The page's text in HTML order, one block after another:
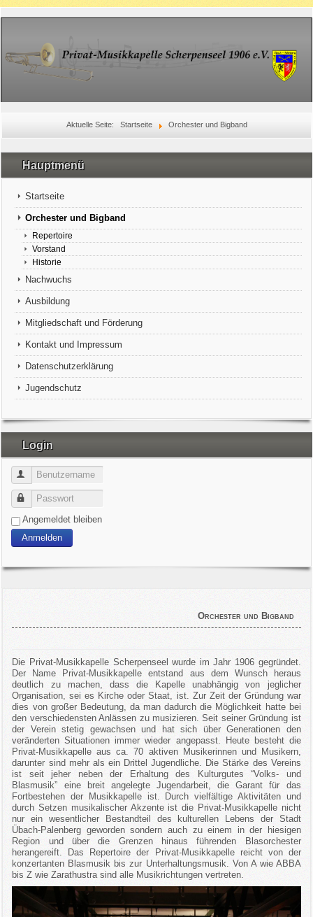
Aktuelle Seite: Startseite Orchester und Bigband
Hauptmenü
Startseite
Orchester und Bigband
Repertoire
Vorstand
Historie
Nachwuchs
Ausbildung
Mitgliedschaft und Förderung
Kontakt und Impressum
Datenschutzerklärung
Jugendschutz
Login
Benutzername
Passwort
Angemeldet bleiben
Anmelden
Orchester und Bigband
Die Privat-Musikkapelle Scherpenseel wurde im Jahr 1906 gegründet.
Der Name Privat-Musikkapelle entstand aus dem Wunsch heraus
deutlich zu machen, dass die Kapelle unabhängig von jeglicher
Organisation, sei es Kirche oder Staat, ist. Zur Zeit der Gründung war
dies von großer Bedeutung, da man dadurch die Möglichkeit hatte bei
den verschiedensten Anlässen zu musizieren. Seit seiner Gründung ist
der Verein stetig gewachsen und hat sich über Generationen den
veränderten Situationen immer wieder angepasst. Heute besteht die
Privat-Musikkapelle aus ca. 70 aktiven Musikerinnen und Musikern,
darunter sind mehr als ein Drittel Jugendliche. Die Stärke des Vereins
ist seit jeher neben der Erhaltung des Kulturgutes “Volks- und
Blasmusik” eine breit angelegte Jugendarbeit, die Garant für das
Fortbestehen der Musikkapelle ist. Durch vielfältige Aktivitäten und
durch Setzen musikalischer Akzente ist die Privat-Musikkapelle nicht
nur ein wesentlicher Bestandteil des kulturellen Lebens der Stadt
Übach-Palenberg geworden sondern auch zu einem in der hiesigen
Region und über die Grenzen hinaus führenden Blasorchester
herangereift. Das Repertoire der Privat-Musikkapelle reicht von der
konzertanten Blasmusik bis zur Unterhaltungsmusik. Von A wie ABBA
bis Z wie Zarathustra sind alle Musikrichtungen vertreten.